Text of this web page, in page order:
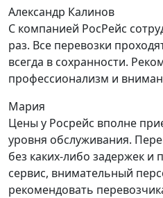
Александр Калинов
С компанией РосРейс
раз. Все перевозки
всегда в сохранности.
профессионализм и
Мария
Цены у Росрейс вполне
уровня обслуживания.
без каких-либо задержек
сервис, внимательный
рекомендовать